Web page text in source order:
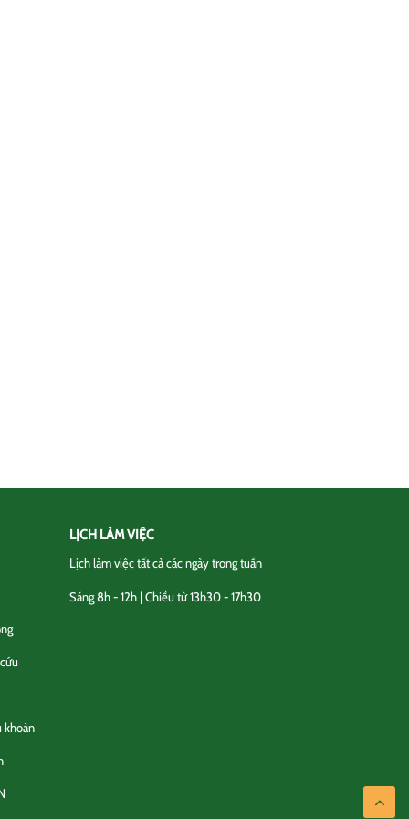
khoản
LỊCH LÀM VIỆC
Lịch làm việc tất cả các ngày trong tuần
Sáng 8h - 12h | Chiều từ 13h30 - 17h30